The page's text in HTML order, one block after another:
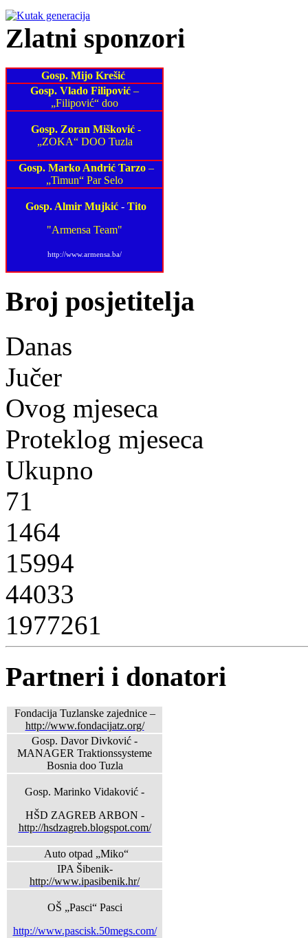
Zlatni sponzori
Gosp. Mijo Krešić
Gosp. Vlado Filipović –
„Filipović“ doo
Gosp. Zoran Mišković -
„ZOKA“ DOO Tuzla
Gosp. Marko Andrić Tarzo–
„Timun“ Par Selo
Gosp. Almir Mujkić - Tito
"Armensa Team"
http://www.armensa.ba/
Broj posjetitelja
Danas
Jučer
Ovog mjeseca
Proteklog mjeseca
Ukupno
71
1464
15994
44033
1977261
Partneri i donatori
Fondacija Tuzlanske zajednice –
http://www.fondacijatz.org/
Gosp. Davor Divković -
MANAGER Traktionssysteme
Bosnia doo Tuzla
Gosp. Marinko Vidaković -
HŠD ZAGREB ARBON -
http://hsdzagreb.blogspot.com/
Auto otpad „Miko“
IPA Šibenik-
http://www.ipasibenik.hr/
OŠ „Pasci“ Pasci
http://www.pascisk.50megs.com/